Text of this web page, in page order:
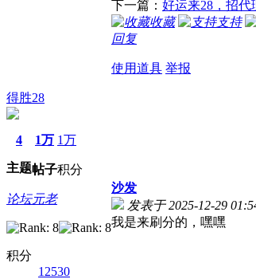
下一篇： 好运来28，招
收藏
支持
回复
使用道具 举报
得胜28
4
主题
1万
帖子
1万
积分
论坛元老
积分
12530
沙发
发表于 2025-12-29
我是来刷分的，嘿嘿